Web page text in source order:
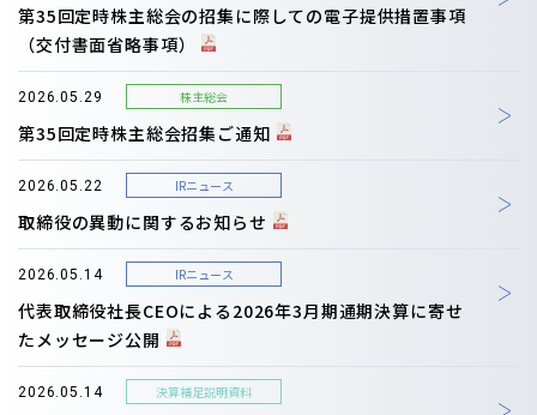
第35回定時株主総会の招集に際しての電子提供措置事項
（交付書面省略事項）
2026.05.29 株主総会
第35回定時株主総会招集ご通知
2026.05.22 IRニュース
取締役の異動に関するお知らせ
2026.05.14 IRニュース
代表取締役社長CEOによる2026年3月期通期決算に寄せ
たメッセージ公開
2026.05.14 決算補足説明資料